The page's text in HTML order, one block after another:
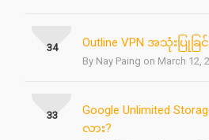
Outline VPN အသုံးပြုခြင်
By Nay Paing on March 12,
34
Google Unlimited
လား?
33